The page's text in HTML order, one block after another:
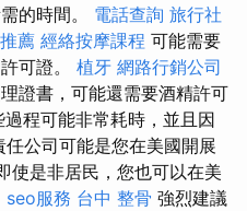
的時間。 電話查詢 旅行社
薦 經絡按摩課程 可能需要
可證。 植牙 網路行銷公司
證書，可能還需要酒精許可
過程可能非常耗時，並且因
公司可能是您在美國開展
使是非居民，您也可以在美
seo服務 台中 整骨 強烈建議